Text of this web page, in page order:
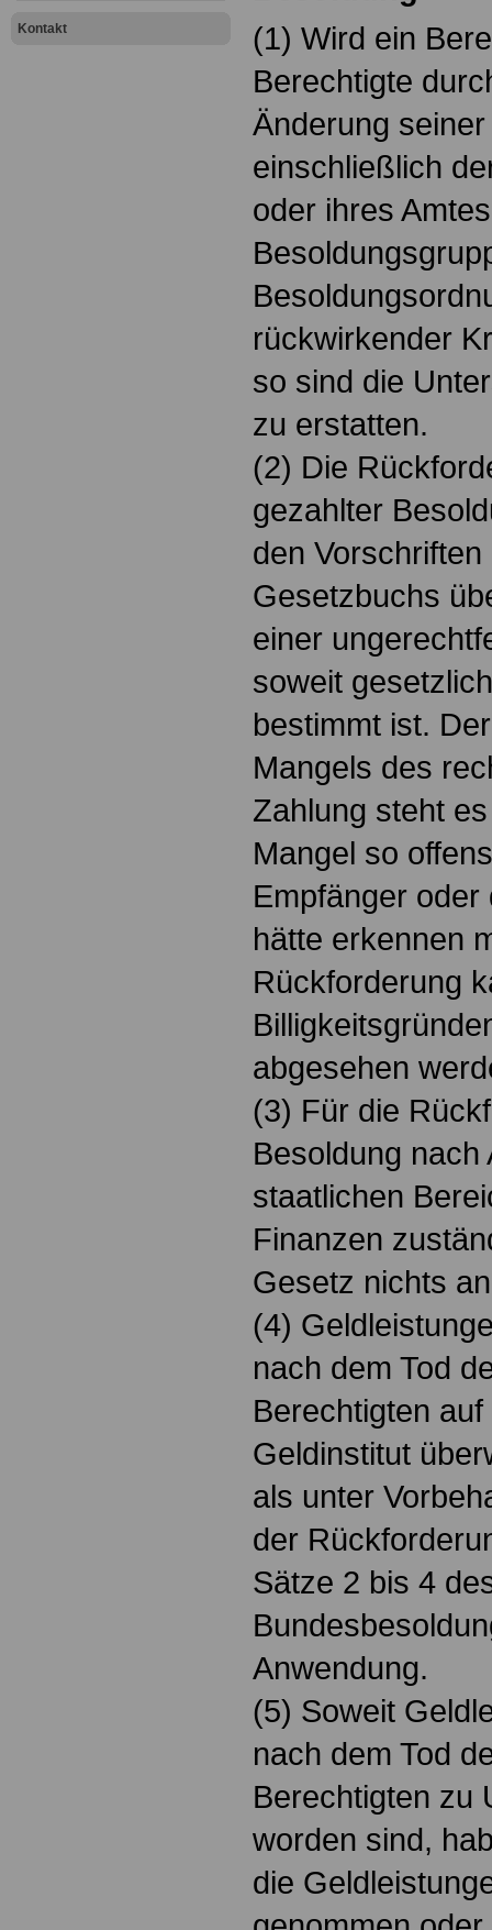
Kontakt
(1) Wird ein
Berechtigte
Änderung
einschließlich
oder ihres
rückwirkender
so sind die
zu erstatten.
(2) Die
gezahlter
den
Gesetzbuchs
einer
soweit
bestimmt ist.
Mangels des
Zahlung steht
Mangel so
Empfänger
hätte erkennen
Rückforderung
abgesehen
(3) Für die
Besoldung nach
staatlichen
Finanzen
Gesetz nichts
(4)
nach dem Tod
Berechtigten
Geldinstitut
als unter
der
Sätze 2 bis 4
Anwendung.
(5) Soweit
nach dem Tod
Berechtigten zu
worden sind,
die